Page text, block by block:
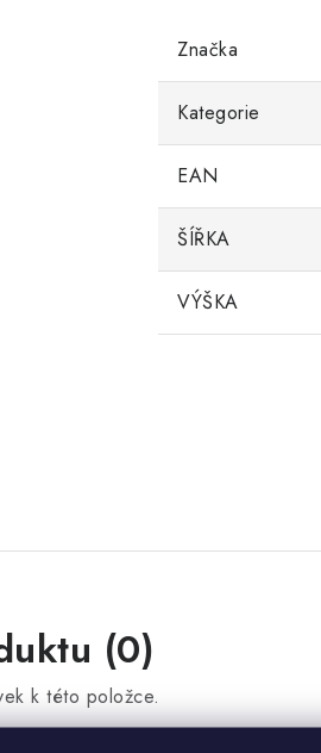
Značka
Kategorie
EAN
ŠÍŘKA
VÝŠKA
(0)
k této položce.